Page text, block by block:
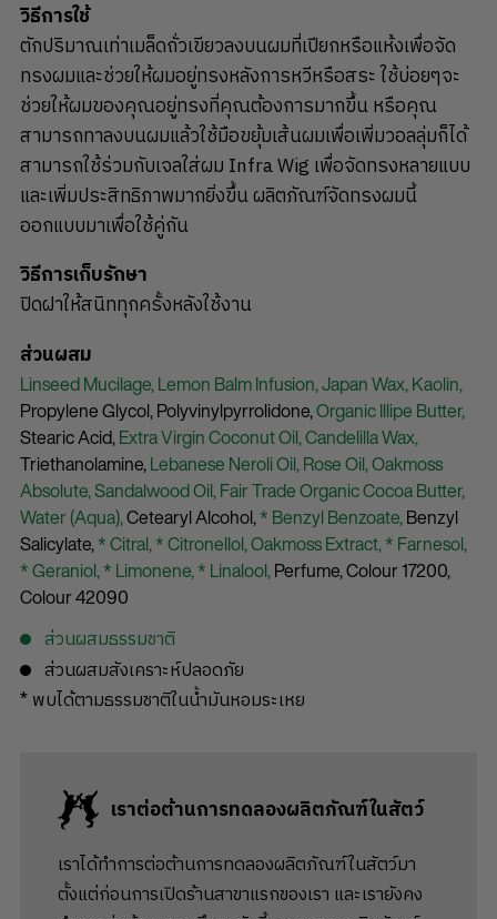
วิธีการใช้
ตักปริมาณเท่าเมล็ดถั่วเขียวลงบนผมที่เปียกหรือแห้งเพื่อจัด
ทรงผมและช่วยให้ผมอยู่ทรงหลังการหวีหรือสระ ใช้บ่อยๆจะ
ช่วยให้ผมของคุณอยู่ทรงที่คุณต้องการมากขึ้น หรือคุณ
สามารถทาลงบนผมแล้วใช้มือขยุ้มเส้นผมเพื่อเพิ่มวอลลุ่มก็ได้
สามารถใช้ร่วมกับเจลใส่ผม Infra Wig เพื่อจัดทรงหลายแบบ
และเพิ่มประสิทธิภาพมากยิ่งขึ้น ผลิตภัณฑ์จัดทรงผมนี้
ออกแบบมาเพื่อใช้คู่กัน
วิธีการเก็บรักษา
ปิดฝาให้สนิททุกครั้งหลังใช้งาน
ส่วนผสม
Linseed Mucilage,Lemon Balm Infusion,Japan Wax,Kaolin,
Propylene Glycol,Polyvinylpyrrolidone,Organic Illipe Butter,
Stearic Acid,Extra Virgin Coconut Oil,Candelilla Wax,
Triethanolamine,Lebanese Neroli Oil,Rose Oil,Oakmoss
Absolute,Sandalwood Oil,Fair Trade Organic Cocoa Butter,
Water (Aqua),Cetearyl Alcohol,* Benzyl Benzoate,Benzyl
Salicylate,* Citral,* Citronellol,Oakmoss Extract,* Farnesol,
* Geraniol,* Limonene,* Linalool,Perfume,Colour 17200,
Colour 42090
ส่วนผสมธรรมชาติ
ส่วนผสมสังเคราะห์ปลอดภัย
* พบได้ตามธรรมชาติในน้ำมันหอมระเหย
เราต่อต้านการทดลองผลิตภัณฑ์ในสัตว์
เราได้ทำการต่อต้านการทดลองผลิตภัณฑ์ในสัตว์มา
ตั้งแต่ก่อนการเปิดร้านสาขาแรกของเรา และเรายังคง